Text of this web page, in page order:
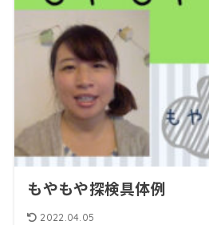
もやもや探検具体例
2022.04.05